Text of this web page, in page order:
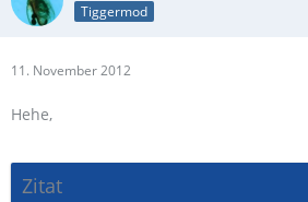
Tiggermod
11. November 2012
Hehe,
Zitat